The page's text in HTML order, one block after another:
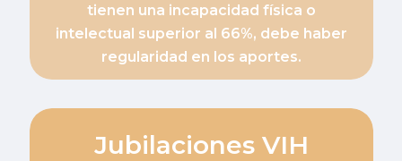
tienen una incapacidad física o
intelectual superior al 66%, debe haber
regularidad en los aportes.
Jubilaciones VIH